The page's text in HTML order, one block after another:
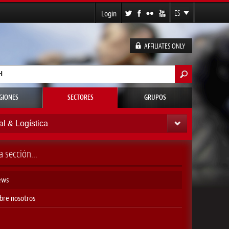
ES
EN
FR
DE
AFFILIATES ONLY
Login
de búsqueda
SECTORES GRUPOS
& Logística
sección...
nosotros